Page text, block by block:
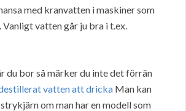
med kranvatten i maskiner som
vatten går ju bra i t.ex.
du bor så märker du inte det förrän
vatten att dricka Man kan
om man har en modell som